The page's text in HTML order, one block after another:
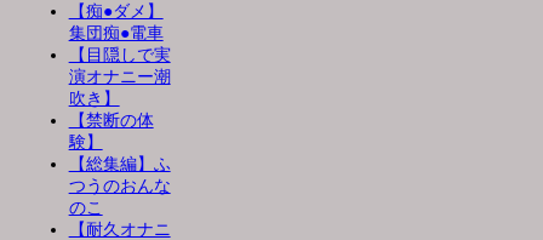
【痴●ダメ】
集団痴●電車
【目隠しで実
演オナニー潮
吹き】
【禁断の体
験】
【総集編】ふ
つうのおんな
のこ
【耐久オナニ